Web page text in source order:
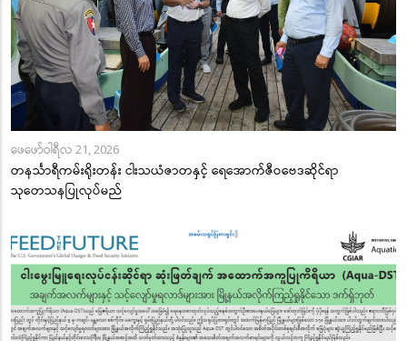
ဖေဖော်ဝါရီလ 21, 2026
တနင်္သာရီကမ်းရိုးတန်း ငါးသယံဇာတနှင့် ရေအောက်ဇီဝဗေဒဆိုင်ရာ
သုတေသနပြုလုပ်မည်